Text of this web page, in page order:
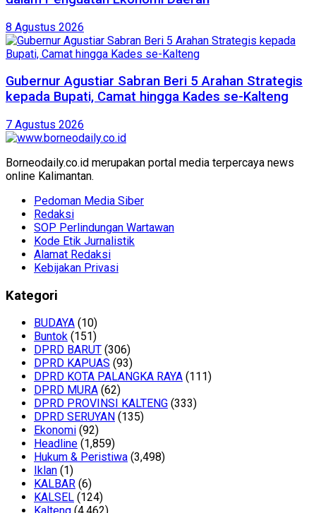
8 Agustus 2026
Gubernur Agustiar Sabran Beri 5 Arahan Strategis
kepada Bupati, Camat hingga Kades se-Kalteng
7 Agustus 2026
Borneodaily.co.id merupakan portal media terpercaya news
online Kalimantan.
Pedoman Media Siber
Redaksi
SOP Perlindungan Wartawan
Kode Etik Jurnalistik
Alamat Redaksi
Kebijakan Privasi
Kategori
BUDAYA (10)
Buntok (151)
DPRD BARUT (306)
DPRD KAPUAS (93)
DPRD KOTA PALANGKA RAYA (111)
DPRD MURA (62)
DPRD PROVINSI KALTENG (333)
DPRD SERUYAN (135)
Ekonomi (92)
Headline (1,859)
Hukum & Peristiwa (3,498)
Iklan (1)
KALBAR (6)
KALSEL (124)